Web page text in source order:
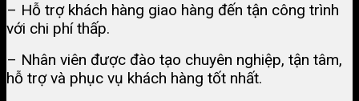
– Hỗ trợ khách hàng giao hàng đến tận công trình
với chi phí thấp.
– Nhân viên được đào tạo chuyên nghiệp, tận tâm,
hỗ trợ và phục vụ khách hàng tốt nhất.